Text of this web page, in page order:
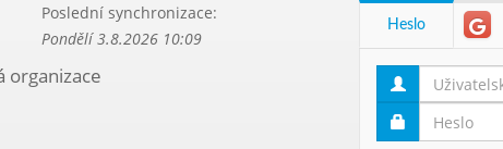
Poslední synchronizace:
Pondělí 3.8.2026 10:09
organizace
Heslo